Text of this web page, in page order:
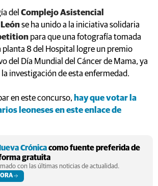
del Complejo Asistencial
se ha unido a la iniciativa solidaria
para que una fotografía tomada
planta 8 del Hospital logre un premio
del Día Mundial del Cáncer de Mama, ya
investigación de esta enfermedad.
en este concurso, hay que votar la
leoneses en este enlace de
Crónicacomo fuente preferida de
gratuita
con las últimas noticias de actualidad.